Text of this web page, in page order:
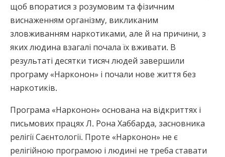
щоб впоратися з розумовим та фізичним
виснаженням організму, викликаним
зловживанням наркотиками, але й на причини, з
яких людина взагалі почала їх вживати. В
результаті десятки тисяч людей завершили
програму «Нарконон» і почали нове життя без
наркотиків.
Програма «Нарконон» основана на відкриттях і
письмових працях Л. Рона Хаббарда, засновника
релігії Саєнтології. Проте «Нарконон» не є
релігійною програмою і людині не треба ставати